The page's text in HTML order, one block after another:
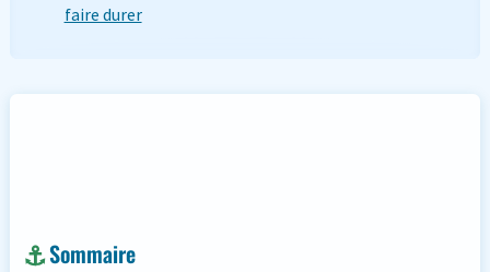
faire durer
Sommaire